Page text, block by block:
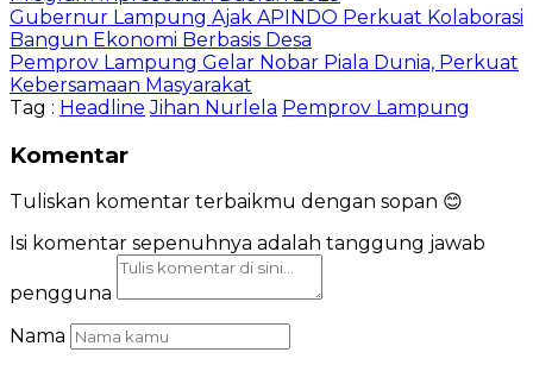
Gubernur Lampung Ajak APINDO Perkuat Kolaborasi
Bangun Ekonomi Berbasis Desa
Pemprov Lampung Gelar Nobar Piala Dunia, Perkuat
Kebersamaan Masyarakat
Tag : Headline Jihan Nurlela Pemprov Lampung
Komentar
Tuliskan komentar terbaikmu dengan sopan 😊
Isi komentar sepenuhnya adalah tanggung jawab
pengguna
Nama